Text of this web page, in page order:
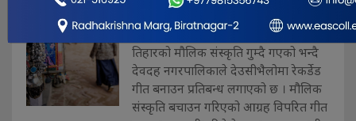
बुटवल, २० कात्तिक । रुपन्देहीका स्थानीय
सरकारले तिहार लक्षित नियम बनाएका छन् ।
तिहारको मौलिक संस्कृति गुम्दै गएको भन्दै
देवदह नगरपालिकाले देउसीभैलोमा रेकर्डेड
गीत बनाउन प्रतिबन्ध लगाएको छ । मौलिक
संस्कृति बचाउन गरिएको आग्रह विपरित गीत